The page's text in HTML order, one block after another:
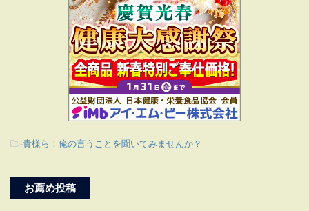
-貴様ら！俺の言うことを聞いてみませんか？
お薦め投稿